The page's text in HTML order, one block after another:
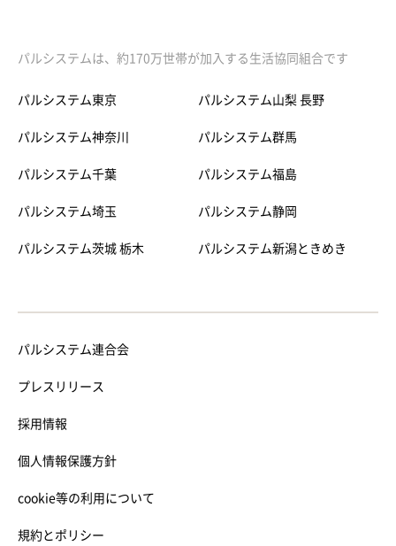
パルシステムは、約170万世帯が加入する生活協同組合です
パルシステム東京
パルシステム神奈川
パルシステム千葉
パルシステム埼玉
パルシステム茨城 栃木
パルシステム山梨 長野
パルシステム群馬
パルシステム福島
パルシステム静岡
パルシステム新潟ときめき
パルシステム連合会
プレスリリース
採用情報
個人情報保護方針
cookie等の利用について
規約とポリシー